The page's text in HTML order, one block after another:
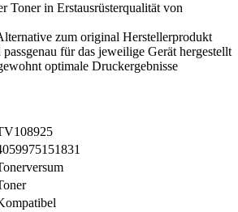
Toner in Erstausrüsterqualität von
zum original Herstellerprodukt
für das jeweilige Gerät hergestellt
optimale Druckergebnisse